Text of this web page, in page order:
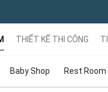
Baby Shop Rest Room
THIẾT KẾ THI CÔNG